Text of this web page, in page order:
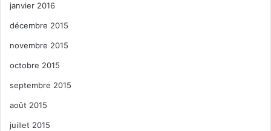
janvier 2016
décembre 2015
novembre 2015
octobre 2015
septembre 2015
août 2015
juillet 2015